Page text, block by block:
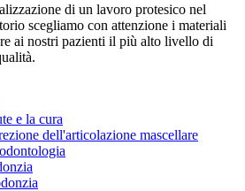
di un lavoro protesico nel
scegliamo con attenzione i materiali
ai nostri pazienti il più alto livello di
e la cura
dell'articolazione mascellare